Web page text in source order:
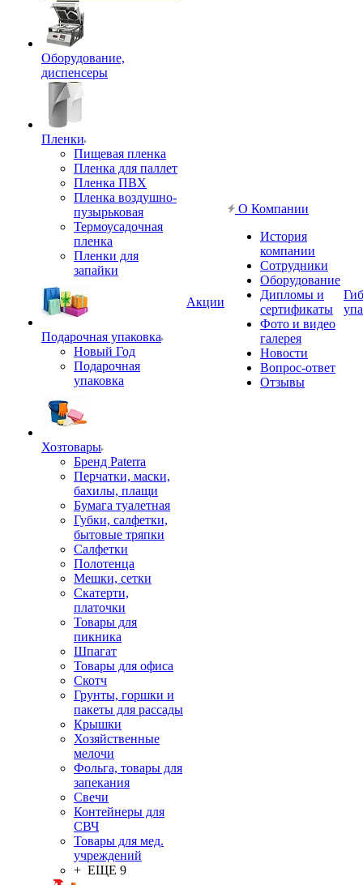
Оборудование,
диспенсеры
Пленки
Пищевая пленка
Пленка для паллет
Пленка ПВХ
Пленка воздушно-
пузырьковая
Термоусадочная
пленка
Пленки для
запайки
Подарочная упаковка
Новый Год
Подарочная
упаковка
Хозтовары
Бренд Paterra
Перчатки, маски,
бахилы, плащи
Бумага туалетная
Губки, салфетки,
бытовые тряпки
Салфетки
Полотенца
Мешки, сетки
Скатерти,
платочки
Товары для
пикника
Шпагат
Товары для офиса
Скотч
Грунты, горшки и
пакеты для рассады
Крышки
Хозяйственные
мелочи
Фольга, товары для
запекания
Свечи
Контейнеры для
СВЧ
Товары для мед.
учреждений
+ ЕЩЕ 9
Акции
О Компании
История
компании
Сотрудники
Оборудование
Дипломы и
сертификаты
Фото и видео
галерея
Новости
Вопрос-ответ
Отзывы